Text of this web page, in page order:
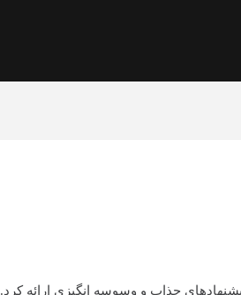
جذاب و وسوسه انگیزی ارائه کرد.